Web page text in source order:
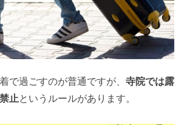
で過ごすのが普通ですが、 寺院では露
止というルールがあります。